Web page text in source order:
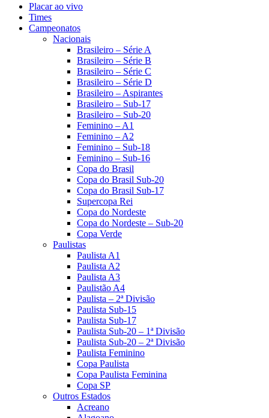
Placar ao vivo
Times
Campeonatos
Nacionais
Brasileiro – Série A
Brasileiro – Série B
Brasileiro – Série C
Brasileiro – Série D
Brasileiro – Aspirantes
Brasileiro – Sub-17
Brasileiro – Sub-20
Feminino – A1
Feminino – A2
Feminino – Sub-18
Feminino – Sub-16
Copa do Brasil
Copa do Brasil Sub-20
Copa do Brasil Sub-17
Supercopa Rei
Copa do Nordeste
Copa do Nordeste – Sub-20
Copa Verde
Paulistas
Paulista A1
Paulista A2
Paulista A3
Paulistão A4
Paulista – 2ª Divisão
Paulista Sub-15
Paulista Sub-17
Paulista Sub-20 – 1ª Divisão
Paulista Sub-20 – 2ª Divisão
Paulista Feminino
Copa Paulista
Copa Paulista Feminina
Copa SP
Outros Estados
Acreano